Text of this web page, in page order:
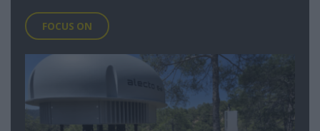
FOCUS ON